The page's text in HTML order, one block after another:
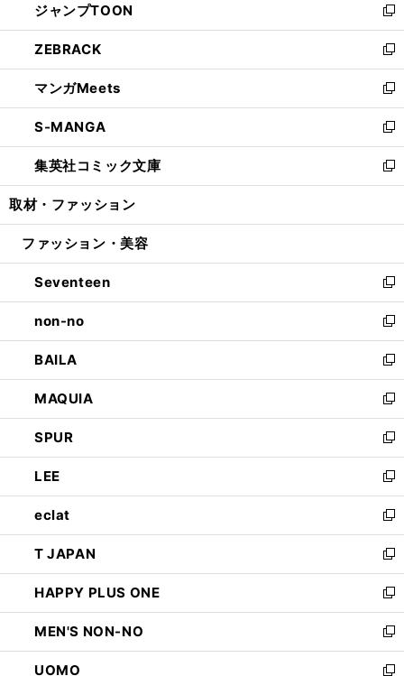
く
で
開
く
ド
ウ
で
開
く
ィ
ン
ド
ウ
で
開
く
い
ウ
ィ
ン
ド
ウ
で
開
く
ジャンプTOON
新
し
い
ウ
ィ
ン
ド
ウ
で
開
ZEBRACK
新
し
い
ウ
ィ
ン
ド
ウ
開
マンガMeets
新
し
い
ウ
ィ
ン
ウ
開
く
S-MANGA
新
し
い
ウ
ン
ウ
で
開
く
集英社コミック文庫
新
し
ウ
ン
ド
ウ
で
開
く
取材・ファッション
ファッション・美容
Seventeen
新
し
い
ウ
ィ
ン
ド
ウ
で
開
く
non-no
新
し
い
ウ
ィ
ン
ド
ウ
で
開
く
BAILA
新
し
い
ウ
ィ
ン
ド
ウ
で
開
く
MAQUIA
新
し
い
ウ
ィ
ン
ド
ウ
で
開
く
SPUR
新
し
い
ウ
ィ
ン
ド
ウ
で
開
く
LEE
新
し
い
ウ
ィ
ン
ド
ウ
で
開
く
eclat
新
し
い
ウ
ィ
ン
ド
ウ
で
T JAPAN
新
し
い
ウ
ィ
ン
ド
HAPPY PLUS ONE
新
し
い
ウ
ィ
MEN'S NON-NO
新
し
UOMO